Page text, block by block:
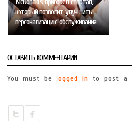
McDonald’s приобрел стартап,
который позволит улучшить
персонализацию обслуживания
ОСТАВИТЬ КОММЕНТАРИЙ
You must be logged in to post a